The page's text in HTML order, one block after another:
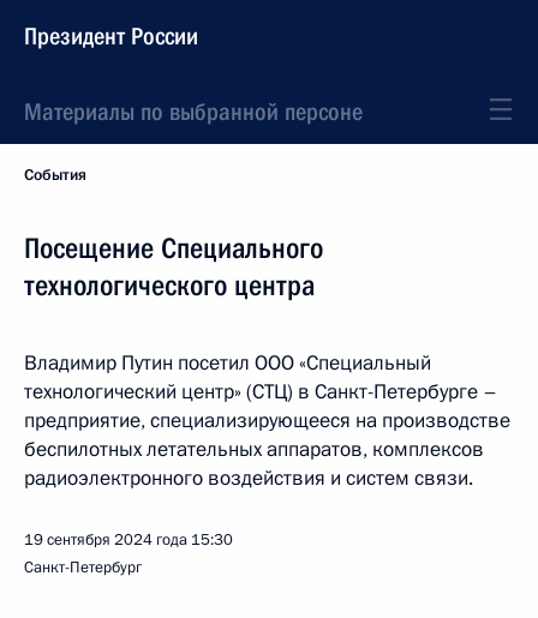
Президент России
Материалы по выбранной персоне
События
Посещение Специального
технологического центра
Владимир Путин посетил ООО «Специальный
технологический центр» (СТЦ) в Санкт-Петербурге –
предприятие, специализирующееся на производстве
беспилотных летательных аппаратов, комплексов
радиоэлектронного воздействия и систем связи.
19 сентября 2024 года 15:30
Санкт-Петербург